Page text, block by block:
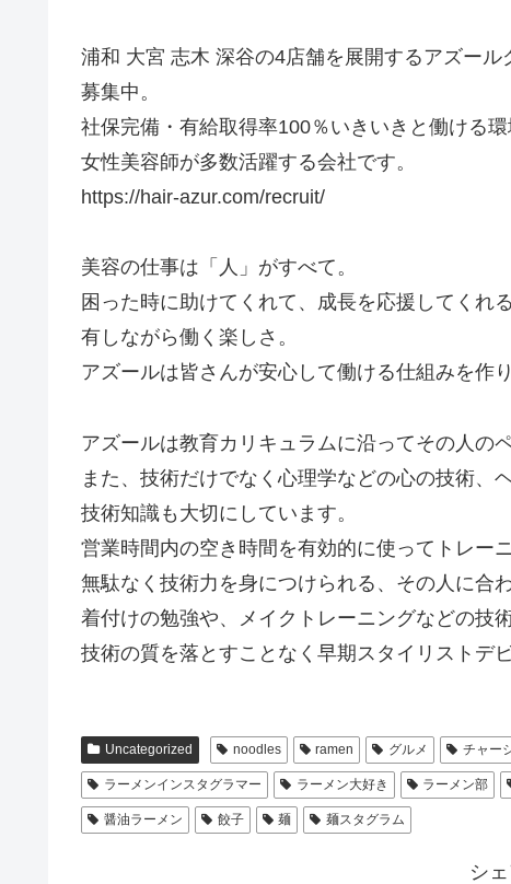
浦和 大宮 志木 深谷の4店舗を展開するアズー
募集中。
社保完備・有給取得率100％いきいきと働ける
女性美容師が多数活躍する会社です。
https://hair-azur.com/recruit/
美容の仕事は「人」がすべて。
困った時に助けてくれて、成長を応援してくれ
有しながら働く楽しさ。
アズールは皆さんが安心して働ける仕組みを作
アズールは教育カリキュラムに沿ってその人の
また、技術だけでなく心理学などの心の技術、
技術知識も大切にしています。
営業時間内の空き時間を有効的に使ってトレー
無駄なく技術力を身につけられる、その人に合
着付けの勉強や、メイクトレーニングなどの技
技術の質を落とすことなく早期スタイリストデ
Uncategorized noodles ramen グルメ チャー
ラーメンインスタグラマー ラーメン大好き ラーメン部
醤油ラーメン 餃子 麺 麺スタグラム
シ